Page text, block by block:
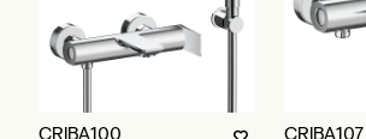
CRIBA100 CRIBA107